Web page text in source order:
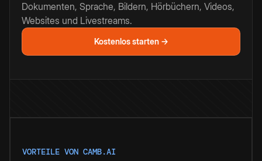
Dokumenten, Sprache, Bildern, Hörbüchern, Videos,
Websites und Livestreams.
Kostenlos starten →
VORTEILE VON CAMB.AI